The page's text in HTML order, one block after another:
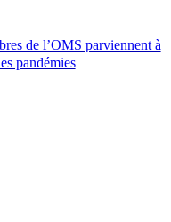
de l’OMS parviennent à
pandémies